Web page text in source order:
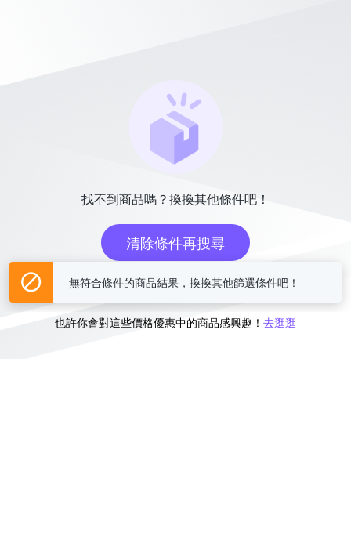
找不到商品嗎？換換其他條件吧！
清除條件再搜尋
或
也許你會對這些價格優惠中的商品感興趣！ 去逛逛
無符合條件的商品結果，換換其他篩選條件吧！